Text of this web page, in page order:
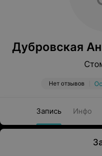
Дубровская
Нет отзывов
Запись Инфо